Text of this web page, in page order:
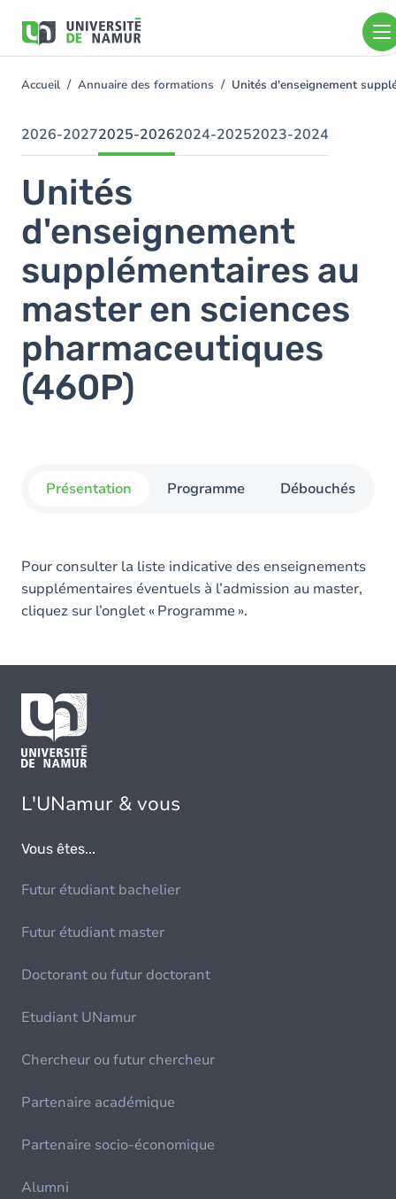
contenu
You
here
Accueil Annuaire des formations Unités d'enseignement
2026-20272025-20262024-20252023-2024
Unités
d'enseignement
supplémentaires au
master en sciences
pharmaceutiques
(460P)
Présentation Programme Débouchés
Pour consulter la liste indicative des enseignements
supplémentaires éventuels à l’admission au master,
cliquez sur l’onglet « Programme ».
L'UNamur & vous
Vous êtes...
Futur étudiant bachelier
Futur étudiant master
Doctorant ou futur doctorant
Etudiant UNamur
Chercheur ou futur chercheur
Partenaire académique
Partenaire socio-économique
Alumni